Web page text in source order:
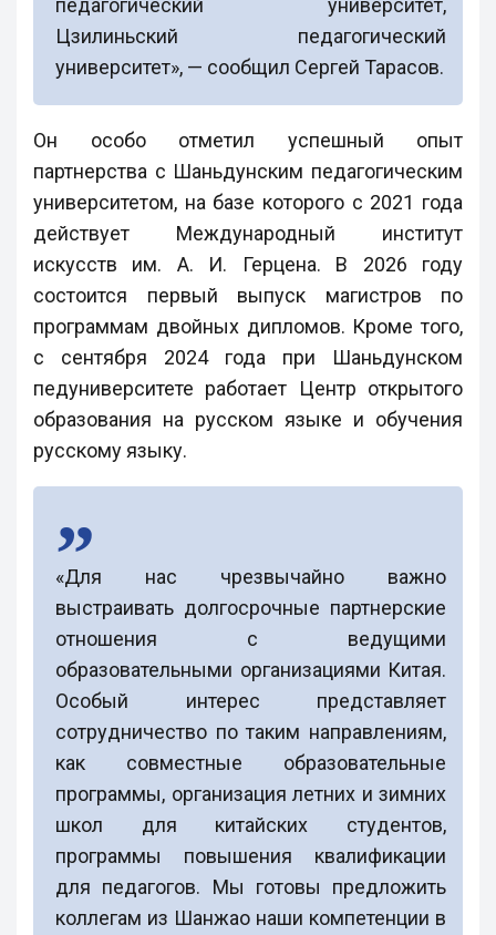
Цзилиньский педагогический
университет», — сообщил Сергей Тарасов.
Он особо отметил успешный опыт
партнерства с Шаньдунским педагогическим
университетом, на базе которого с 2021 года
действует Международный институт
искусств им. А. И. Герцена. В 2026 году
состоится первый выпуск магистров по
программам двойных дипломов. Кроме того,
с сентября 2024 года при Шаньдунском
педуниверситете работает Центр открытого
образования на русском языке и обучения
русскому языку.
«Для нас чрезвычайно важно
выстраивать долгосрочные партнерские
отношения с ведущими
образовательными организациями Китая.
Особый интерес представляет
сотрудничество по таким направлениям,
как совместные образовательные
программы, организация летних и зимних
школ для китайских студентов,
программы повышения квалификации
для педагогов. Мы готовы предложить
коллегам из Шанжао наши компетенции в